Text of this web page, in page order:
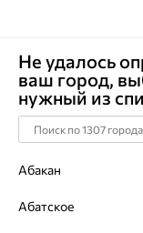
Главная Каталог
Серьги,
1701-011
Артикул:
Не удалось
ваш город,
нужный из
Абакан
Абатское